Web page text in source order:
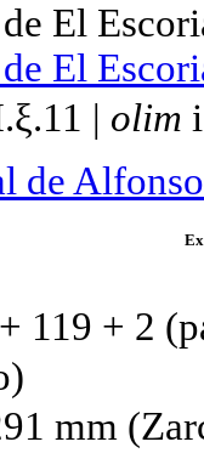
El
El
| olim
de
119 + 2
mm